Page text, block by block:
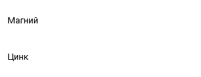
Магний
Цинк